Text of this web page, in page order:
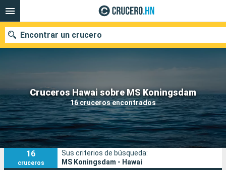
Cruceros Hawai sobre MS Koningsdam
16 cruceros encontrados
Encontrar un crucero
Nuestros destinos
Fecha de salida
Puertos Compañías
Buscar
16
cruceros
Sus criterios de búsqueda:
MS Koningsdam - Hawai